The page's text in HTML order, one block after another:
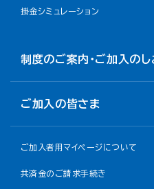
掛金シミュレーション
制度のご案内・ご加入のし
ご加入の皆さま
ご加入者用マイページについて
共済金のご請求手続き